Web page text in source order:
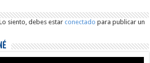
siento, debes estarconectado para publicar un